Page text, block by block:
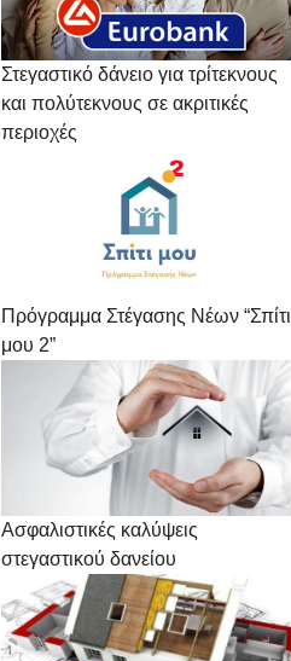
Στεγαστικό δάνειο για τρίτεκνους
και πολύτεκνους σε ακριτικές
περιοχές
Πρόγραμμα Στέγασης Νέων “Σπίτι
μου 2”
Ασφαλιστικές καλύψεις
στεγαστικού δανείου